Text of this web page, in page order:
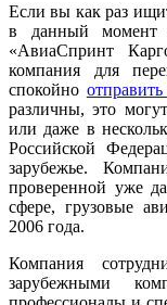
Если вы как раз
в данный
«АвиаСпринт
компания для
спокойно
различны, это
или даже в
Российской
зарубежье.
проверенной уже
сфере, грузовые
2006 года.
Компания
зарубежными